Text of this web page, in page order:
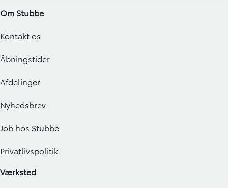
Om Stubbe
Kontakt os
Åbningstider
Afdelinger
Nyhedsbrev
Job hos Stubbe
Privatlivspolitik
Værksted